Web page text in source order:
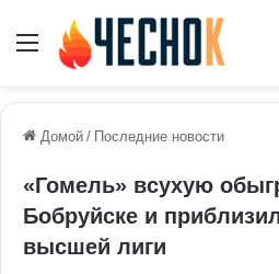
Меню
Домой / Последние новости
«Гомель» всухую
Бобруйске и
высшей лиги